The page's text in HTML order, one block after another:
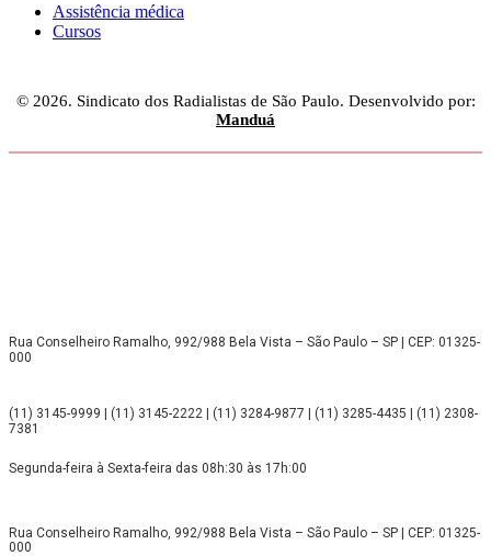
Assistência médica
Cursos
© 2026. Sindicato dos Radialistas de São Paulo. Desenvolvido por:
Manduá
Rua Conselheiro Ramalho, 992/988 Bela Vista – São Paulo – SP | CEP: 01325-
000
(11) 3145-9999 | (11) 3145-2222 | (11) 3284-9877 | (11) 3285-4435 | (11) 2308-
7381
Segunda-feira à Sexta-feira das 08h:30 às 17h:00
Rua Conselheiro Ramalho, 992/988 Bela Vista – São Paulo – SP | CEP: 01325-
000